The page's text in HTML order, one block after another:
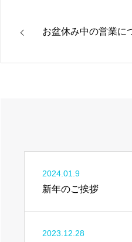
お盆休み中の営業に
2024.01.9
新年のご挨拶
2023.12.28